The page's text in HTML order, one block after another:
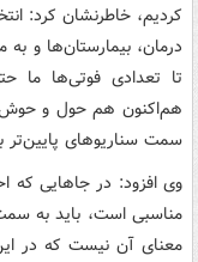
کردیم، خاطرنشان کرد:
درمان، بیمارستان‌ها و
تا تعدادی فوتی‌ها ما
هم‌اکنون هم حول و حوش
سمت سناریوهای پایین‌تر
وی افزود: در جاهایی که
مناسبی است، باید به
معنای آن نیست که در